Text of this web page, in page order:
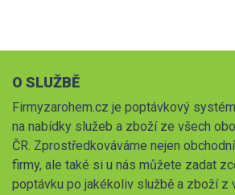
O SLUŽBĚ
Firmyzarohem.cz je poptávkový
na nabídky služeb a zboží ze všech
ČR. Zprostředkováváme nejen
firmy, ale také si u nás můžete zadat
poptávku po jakékoliv službě a zboží z